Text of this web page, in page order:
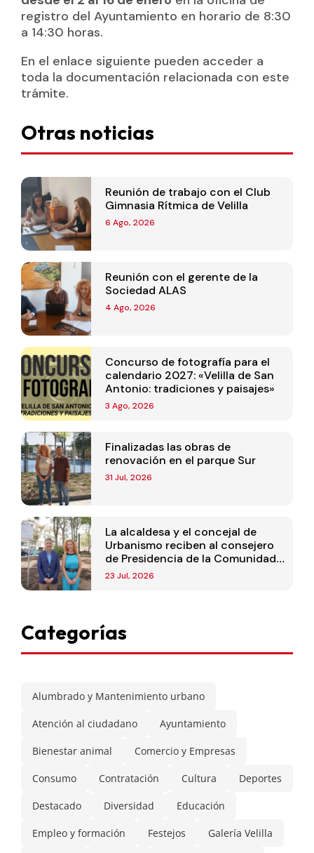
registro del Ayuntamiento en horario de 8:30
a 14:30 horas.
En el enlace siguiente pueden acceder a
toda la documentación relacionada con este
trámite.
Otras noticias
Reunión de trabajo con el Club
Gimnasia Rítmica de Velilla
6 Ago, 2026
Reunión con el gerente de la
Sociedad ALAS
4 Ago, 2026
Concurso de fotografía para el
calendario 2027: «Velilla de San
Antonio: tradiciones y paisajes»
3 Ago, 2026
Finalizadas las obras de
renovación en el parque Sur
31 Jul, 2026
La alcaldesa y el concejal de
Urbanismo reciben al consejero
de Presidencia de la Comunidad
de Madrid
23 Jul, 2026
Categorías
Alumbrado y Mantenimiento urbano
Atención al ciudadano Ayuntamiento
Bienestar animal Comercio y Empresas
Consumo Contratación Cultura Deportes
Destacado Diversidad Educación
Empleo y formación Festejos Galería Velilla